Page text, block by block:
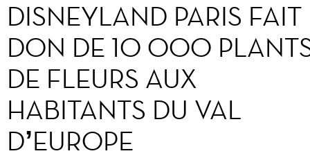
DISNEYLAND PARIS FAIT
DON DE 10 000
DE FLEURS AUX
HABITANTS DU VAL
D’EUROPE